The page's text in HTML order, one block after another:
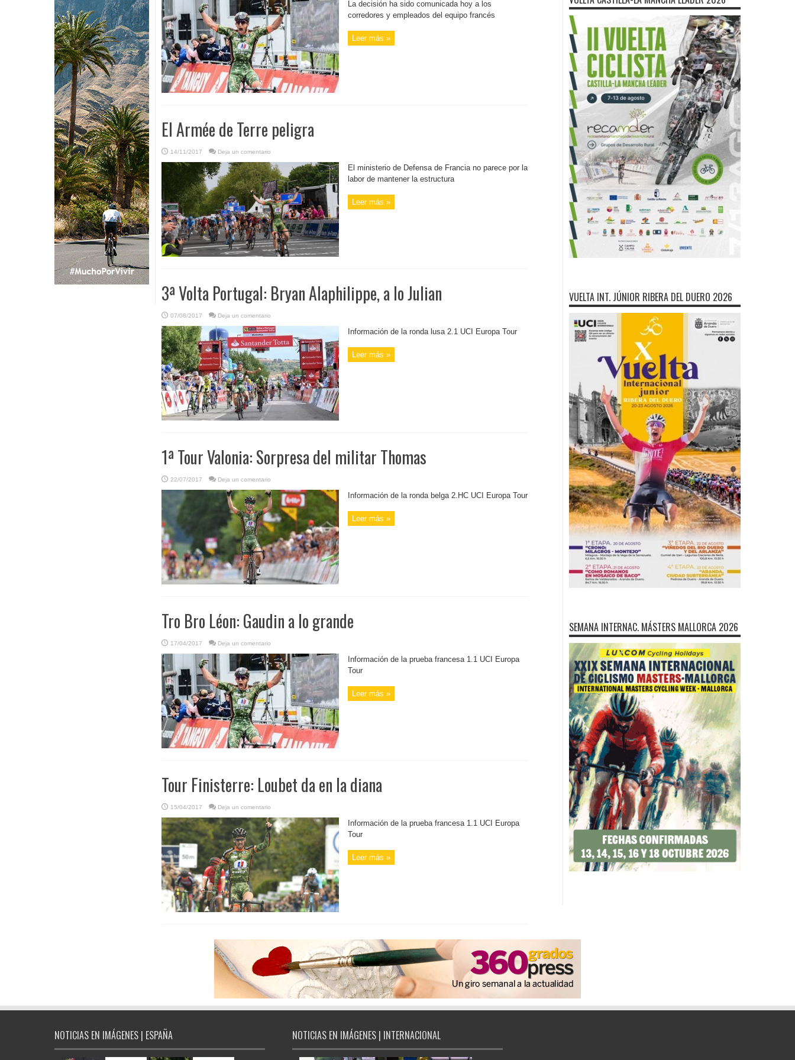
La decisión ha sido comunicada hoy a los
corredores y empleados del equipo francés
Leer más »
El Armée de Terre peligra
14/11/2017 Deja un comentario
El ministerio de Defensa de Francia no parece por la
labor de mantener la estructura
Leer más »
3ª Volta Portugal: Bryan Alaphilippe, a lo Julian
07/08/2017 Deja un comentario
Información de la ronda lusa 2.1 UCI Europa Tour
Leer más »
1ª Tour Valonia: Sorpresa del militar Thomas
22/07/2017 Deja un comentario
Información de la ronda belga 2.HC UCI Europa Tour
Leer más »
Tro Bro Léon: Gaudin a lo grande
17/04/2017 Deja un comentario
Información de la prueba francesa 1.1 UCI Europa
Tour
Leer más »
Tour Finisterre: Loubet da en la diana
15/04/2017 Deja un comentario
Información de la prueba francesa 1.1 UCI Europa
Tour
Leer más »
VUELTA INT. JÚNIOR RIBERA DEL DUERO 2026
SEMANA INTERNAC. MÁSTERS MALLORCA 2026
NOTICIAS EN IMÁGENES | ESPAÑA NOTICIAS EN IMÁGENES | INTERNACIONAL